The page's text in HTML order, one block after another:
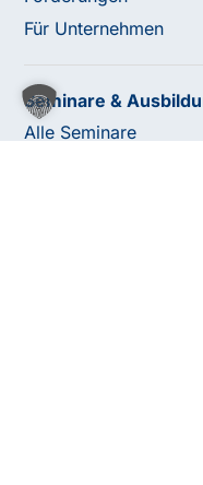
Haben Sie Fragen
Unser Team ist
Kontakt mit uns auf –
Für Unternehmen
Seminare &
Alle Seminare